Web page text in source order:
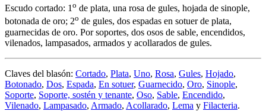
Escudo cortado: 1o de plata, una rosa de gules, hojada de sinople,
botonada de oro; 2o de gules, dos espadas en sotuer de plata,
guarnecidas de oro. Por soportes, dos osos de sable, encendidos,
vilenados, lampasados, armados y acollarados de gules.
Claves del blasón: Cortado, Plata, Uno, Rosa, Gules, Hojado,
Botonado, Dos, Espada, En sotuer, Guarnecido, Oro, Sinople,
Soporte, Soporte, sostén y tenante, Oso, Sable, Encendido,
Vilenado, Lampasado, Armado, Acollarado, Lema y Filacteria.